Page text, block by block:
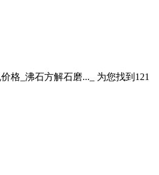
格_沸石方解石磨..._ 为您找到121